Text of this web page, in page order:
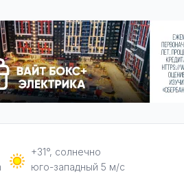
+31°, солнечно
юго-западный 5 м/с